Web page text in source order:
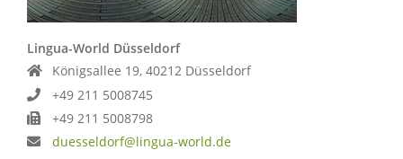
Lingua-World Düsseldorf
Königsallee 19, 40212 Düsseldorf
+49 211 5008745
+49 211 5008798
duesseldorf@lingua-world.de